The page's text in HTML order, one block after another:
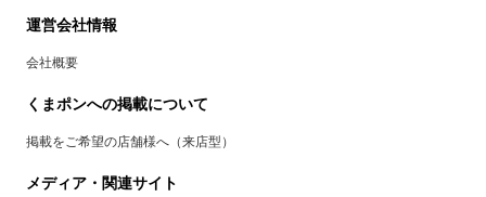
運営会社情報
会社概要
くまポンへの掲載について
掲載をご希望の店舗様へ（来店型）
メディア・関連サイト